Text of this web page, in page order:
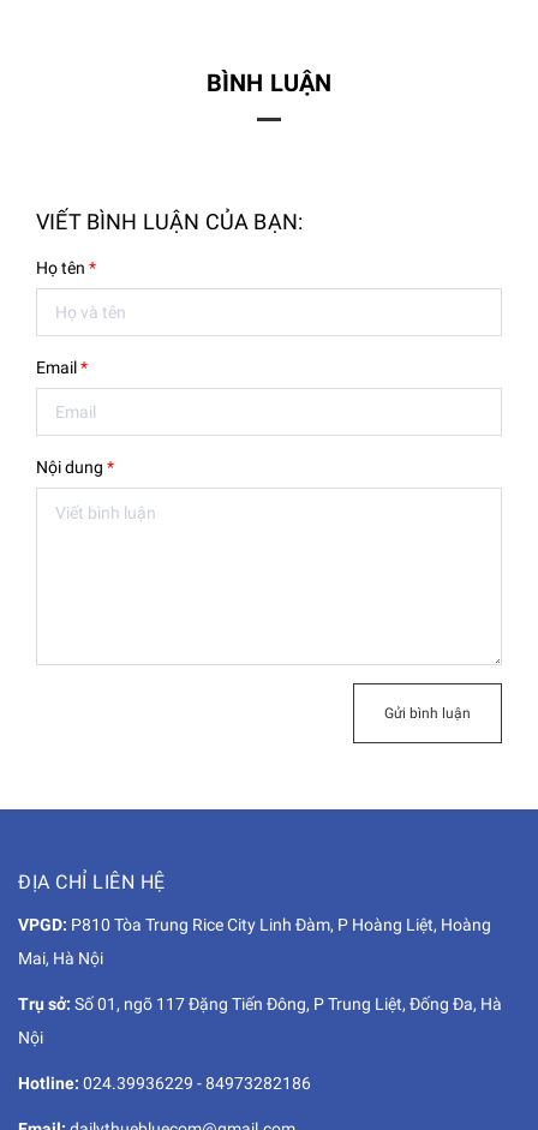
BÌNH LUẬN
VIẾT BÌNH LUẬN CỦA BẠN:
Họ tên *
Email*
Nội dung *
Gửi bình luận
ĐỊA CHỈ LIÊN HỆ
VPGD: P810 Tòa Trung Rice City Linh Đàm, P Hoàng Liệt, Hoàng
Mai, Hà Nội
Trụ sở: Số 01, ngõ 117 Đặng Tiến Đông, P Trung Liệt, Đống Đa, Hà
Nội
Hotline: 024.39936229 -84973282186